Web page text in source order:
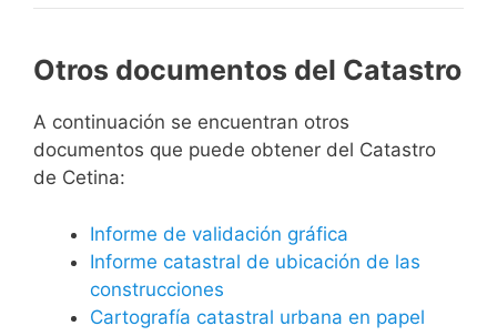
Otros documentos del Catastro
A continuación se encuentran otros
documentos que puede obtener del Catastro
de Cetina:
Informe de validación gráfica
Informe catastral de ubicación de las
construcciones
Cartografía catastral urbana en papel